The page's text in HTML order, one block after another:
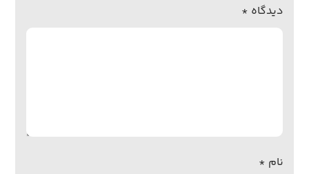
دیدگاه *
نام *